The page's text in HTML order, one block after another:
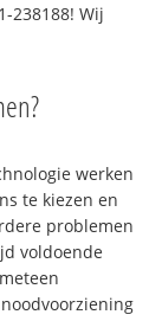
238188! Wij
werken
te kiezen en
problemen
voldoende